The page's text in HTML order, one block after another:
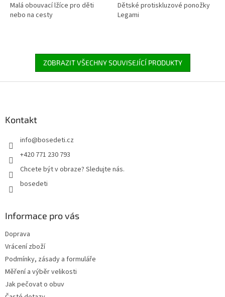
Malá obouvací lžíce pro děti
nebo na cesty
Dětské protiskluzové ponožky
Legami
ZOBRAZIT VŠECHNY SOUVISEJÍCÍ PRODUKTY
Kontakt
info@bosedeti.cz
+420 771 230 793
Chcete být v obraze? Sledujte nás.
bosedeti
Informace pro vás
Doprava
Vrácení zboží
Podmínky, zásady a formuláře
Měření a výběr velikosti
Jak pečovat o obuv